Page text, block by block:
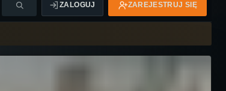
ZALOGUJ ZAREJESTRUJ SIĘ